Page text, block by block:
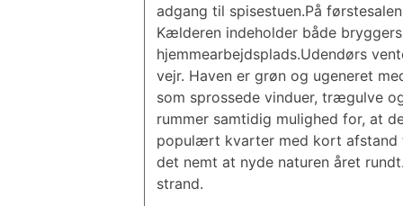
adgang til spisestuen.På
Kælderen indeholder både
hjem­me­ar­bejds­plads.Udendørs
vejr. Haven er grøn og ugeneret
som sprossede vinduer, trægulve
rummer samtidig mulighed for, at
populært kvarter med kort afstand
det nemt at nyde naturen året
strand.